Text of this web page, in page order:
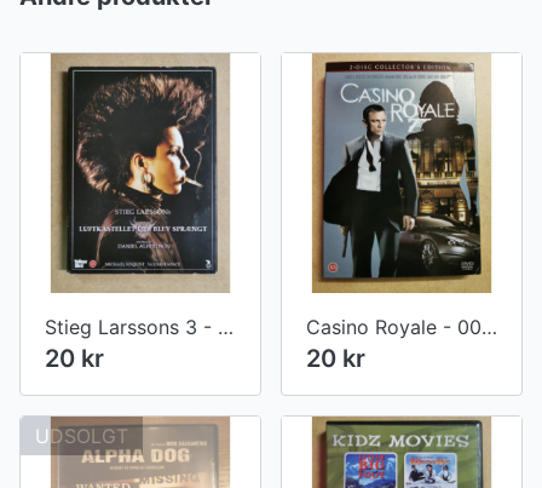
Stieg Larssons 3 - Luftkastellet Der Blev Sprængt
20 kr
Casino Royale - 007 James Bond
20 kr
UDSOLGT